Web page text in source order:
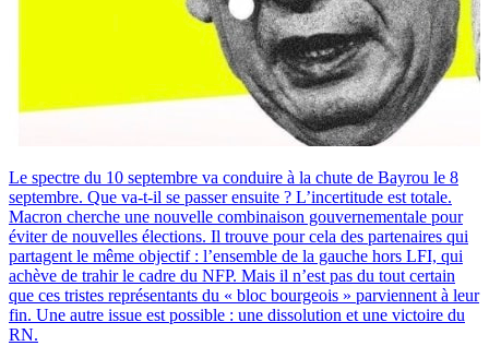
Le spectre du 10 septembre va conduire à la chute de Bayrou le 8
septembre. Que va-t-il se passer ensuite ? L’incertitude est totale.
Macron cherche une nouvelle combinaison gouvernementale pour
éviter de nouvelles élections. Il trouve pour cela des partenaires qui
partagent le même objectif : l’ensemble de la gauche hors LFI, qui
achève de trahir le cadre du NFP. Mais il n’est pas du tout certain
que ces tristes représentants du « bloc bourgeois » parviennent à leur
fin. Une autre issue est possible : une dissolution et une victoire du
RN.